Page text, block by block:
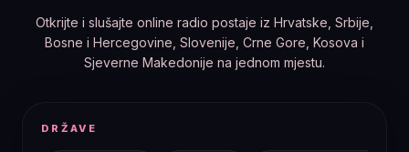
Otkrijte i slušajte online radio postaje iz Hrvatske, Srbije,
Bosne i Hercegovine, Slovenije, Crne Gore, Kosova i
Sjeverne Makedonije na jednom mjestu.
DRŽAVE